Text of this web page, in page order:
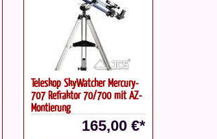
Teleskop SkyWatcher Mercury-
707 Refraktor 70/700 mit AZ-
Montierung
165,00 €*